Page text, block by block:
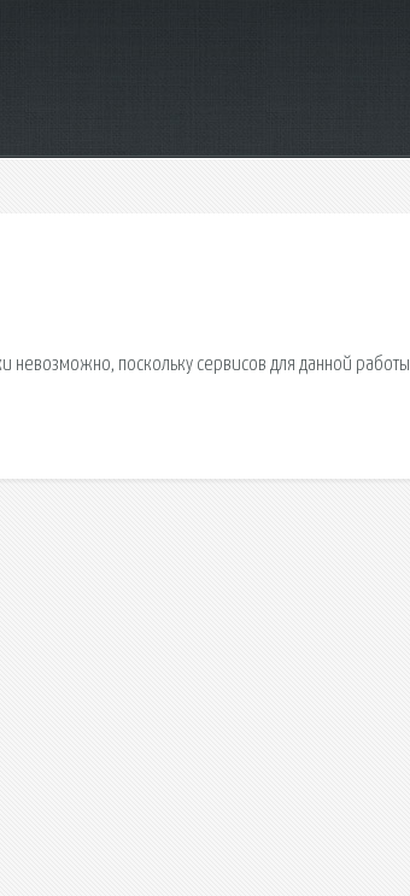
невозможно, поскольку сервисов для данной работы